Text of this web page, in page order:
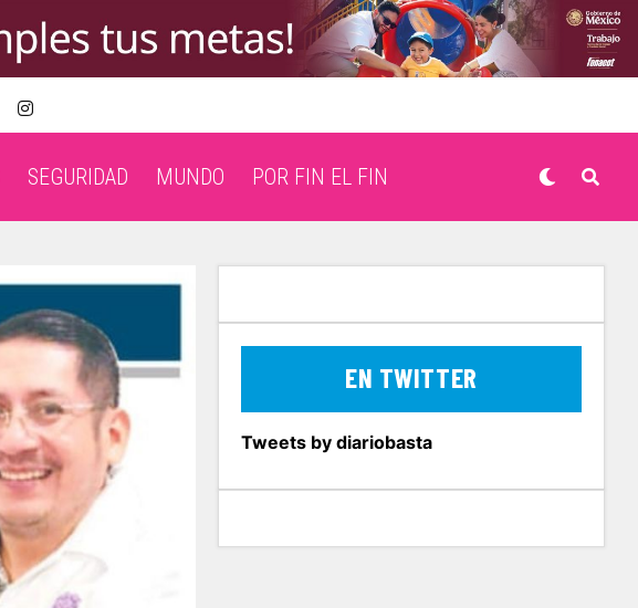
SEGURIDAD MUNDO POR FIN EL FIN
EN TWITTER
Tweets by diariobasta